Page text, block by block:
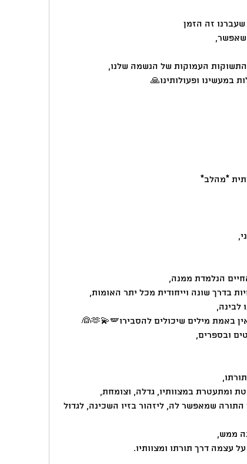
זה הזמן
שאפשר,
התשוקות העמוקות של הנשמה שלנו,
במעשינו ופעולותינו🙏
*מהלב*
הנלמדת ממנה,
בדרך שונה וייחודית מכל יתר האומות,
לבינה,
מילים שיכולים להסבירו🫶💫🪽👰
ובספרים,
ומתעטרת במצוותיו, גדלה, וצומחת,
ממש,
עצמה דרך תורתו ומצוותיו.